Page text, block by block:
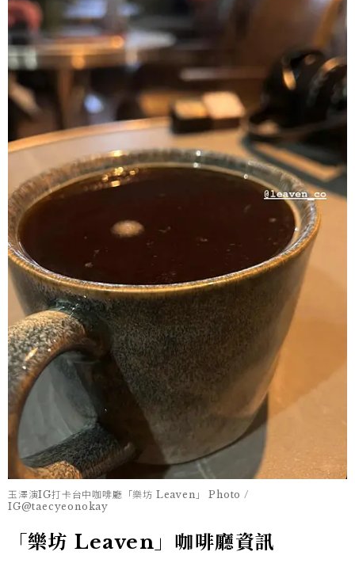
玉澤演IG打卡台中咖啡廳「樂坊 Leaven」 Photo /
IG@taecyeonokay
「樂坊 Leaven」咖啡廳資訊